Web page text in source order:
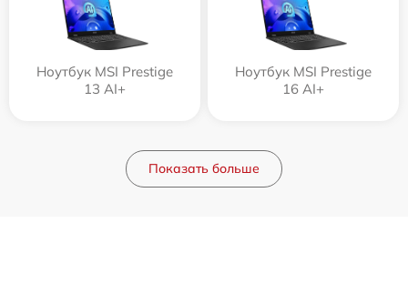
Ноутбук MSI Prestige
13 AI+
Ноутбук MSI Prestige
16 AI+
Показать больше